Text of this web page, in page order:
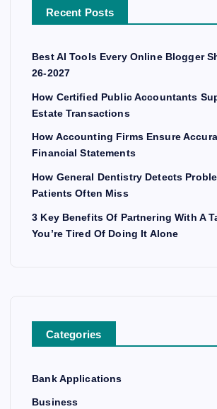
Recent Posts
Best AI Tools Every Online Blogger
26-2027
How Certified Public Accountants
Estate Transactions
How Accounting Firms Ensure
Financial Statements
How General Dentistry Detects
Patients Often Miss
3 Key Benefits Of Partnering With A
You’re Tired Of Doing It Alone
Categories
Bank Applications
Business